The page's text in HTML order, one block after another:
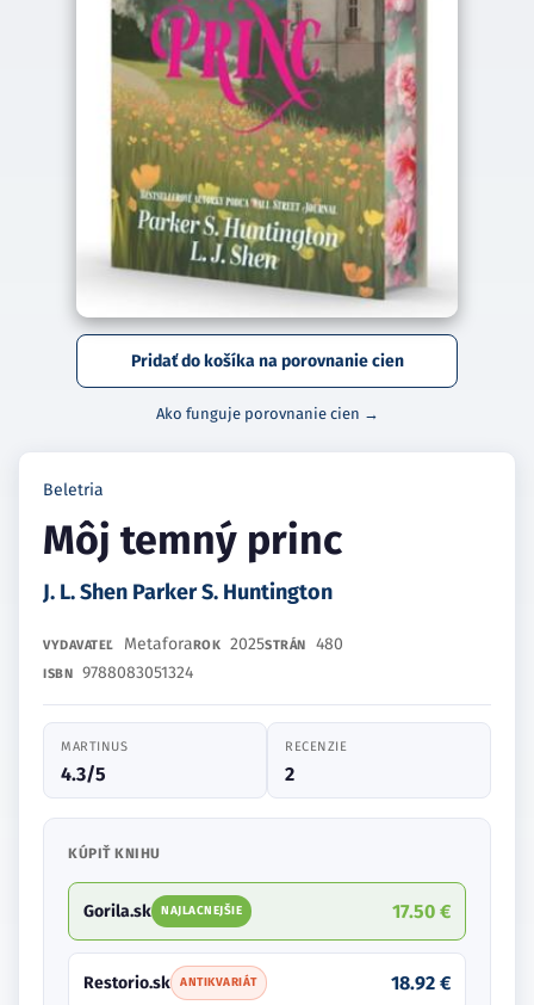
Pridať do košíka na porovnanie cien
Ako funguje porovnanie cien →
Beletria
Môj temný princ
J. L. Shen Parker S. Huntington
VYDAVATEĽ MetaforaROK 2025STRÁN 480
ISBN 9788083051324
MARTINUS
4.3/5
RECENZIE
2
KÚPIŤ KNIHU
Gorila.sk NAJLACNEJŠIE 17.50 €
Restorio.sk ANTIKVARIÁT 18.92 €